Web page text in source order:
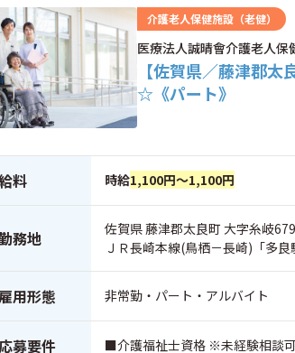
介護老人保健施設（老健）
医療法人誠晴會介護老人保
【佐賀県／藤津郡
☆《パート》
料 時給1,100円～1,100円
務地
佐賀県 藤津郡太良町 大字糸岐
ＪＲ長崎本線(鳥栖－長崎)「多
用形態 非常勤・パート・アルバイト
応募要件 ■介護福祉士資格 ※未経験相談